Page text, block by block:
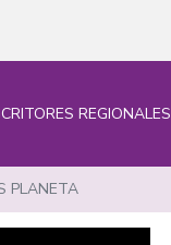
REGIONALES
PLANETA